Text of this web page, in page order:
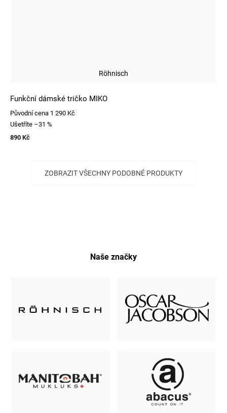
Röhnisch
Funkční dámské tričko MIKO
Původní cena 1 290 Kč
Ušetříte –31 %
890 Kč
ZOBRAZIT VŠECHNY PODOBNÉ PRODUKTY
Naše značky